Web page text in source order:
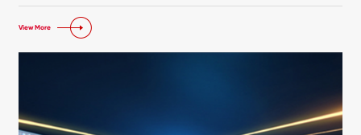
View More